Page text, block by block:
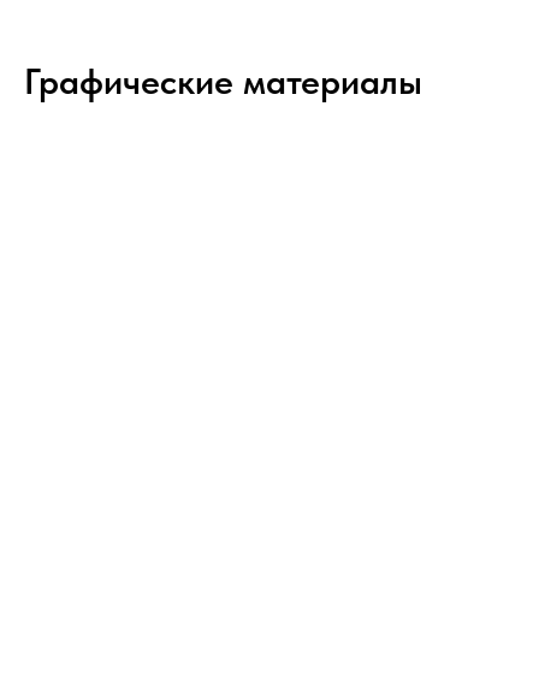
Графические материалы